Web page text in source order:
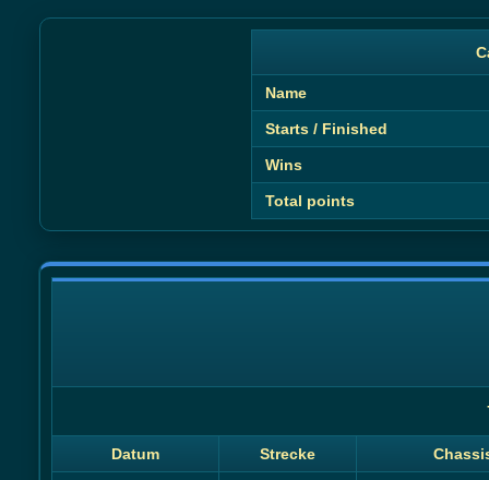
Name
Starts / Finished
Wins
Total points
Datum Strecke